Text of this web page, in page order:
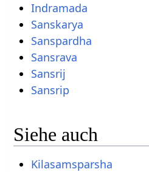
Indramada
Sanskarya
Sanspardha
Sansrava
Sansrij
Sansrip
Siehe auch
Kilasamsparsha